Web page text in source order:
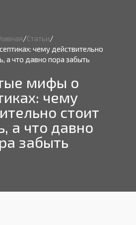
/Статьи/
чему действительно
а что давно пора забыть
мифы о
чему
стоит
а что давно
забыть